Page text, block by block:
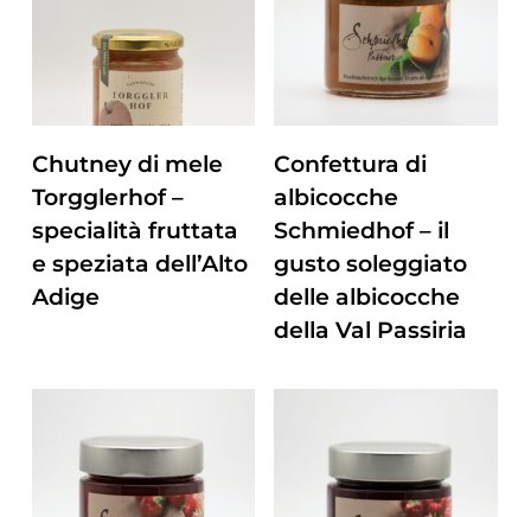
ZUM PRODUKT
Chutney di mele
Torgglerhof –
specialità fruttata
e speziata dell’Alto
Adige
ZUM PRODUKT
Confettura di
albicocche
Schmiedhof – il
gusto soleggiato
delle albicocche
della Val Passiria